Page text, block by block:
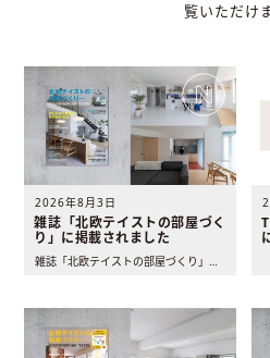
覧いただけ
2026年8月3日
雑誌「北欧テイストの部屋づく
り」に掲載されました